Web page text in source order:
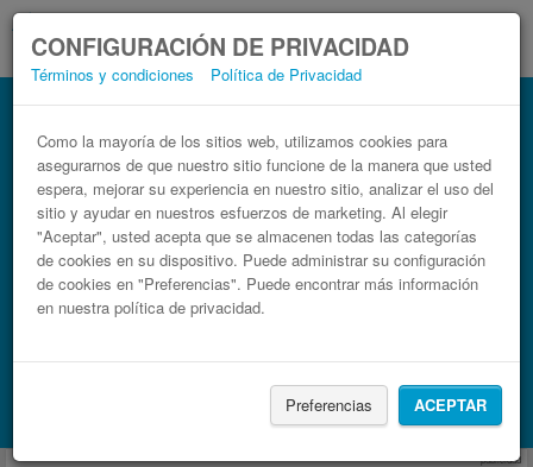
CONFIGURACIÓN DE PRIVACIDAD
Términos y condiciones Política de Privacidad
Como la mayoría de los sitios web, utilizamos cookies para
asegurarnos de que nuestro sitio funcione de la manera que usted
espera, mejorar su experiencia en nuestro sitio, analizar el uso del
sitio y ayudar en nuestros esfuerzos de marketing. Al elegir
"Aceptar", usted acepta que se almacenen todas las categorías
de cookies en su dispositivo. Puede administrar su configuración
de cookies en "Preferencias". Puede encontrar más información
en nuestra política de privacidad.
Preferencias ACEPTAR
Autobús Aínsa Jaca
Billetes de autobuses en solo 3 pasos
Busca también alojamiento con Booking.com
publicidad